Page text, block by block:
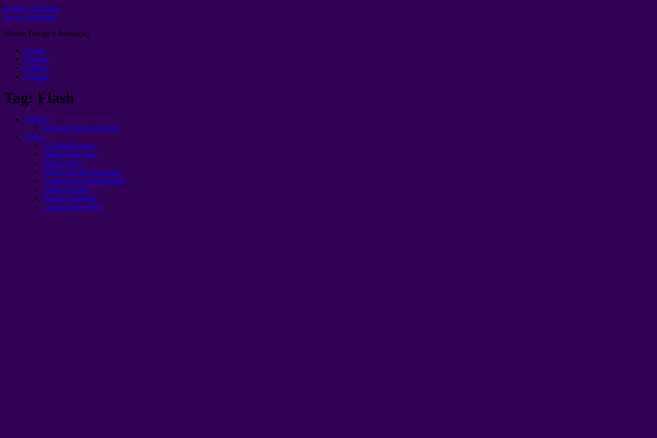
Ir para o conteúdo
Layer Lemonade
Motion Design e Animação
Cursos
Youtube
Collabs
Contato
Tag: Flash
Combos
Ultimate Motion Combo
Cursos
IA Video Expert
Motion+Machine
Motion Boss
Motion Design Essencial
Animação de Personagens
Frame a Frame
Design 4 Motion
Liquid Motion Pro